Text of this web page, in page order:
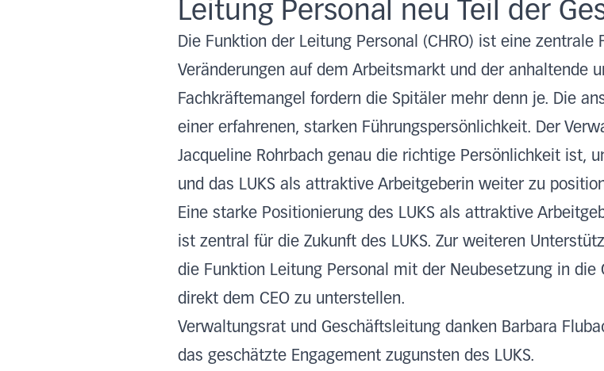
Leitung Personal neu Teil der
Die Funktion der Leitung Personal (CHRO) ist eine zentrale
Veränderungen auf dem Arbeitsmarkt und der anhaltende
Fachkräftemangel fordern die Spitäler mehr denn je. Die
einer erfahrenen, starken Führungspersönlichkeit. Der
Jacqueline Rohrbach genau die richtige Persönlichkeit ist,
und das LUKS als attraktive Arbeitgeberin weiter zu
Eine starke Positionierung des LUKS als attraktive
ist zentral für die Zukunft des LUKS. Zur weiteren
die Funktion Leitung Personal mit der Neubesetzung in die
direkt dem CEO zu unterstellen.
Verwaltungsrat und Geschäftsleitung danken Barbara
das geschätzte Engagement zugunsten des LUKS.